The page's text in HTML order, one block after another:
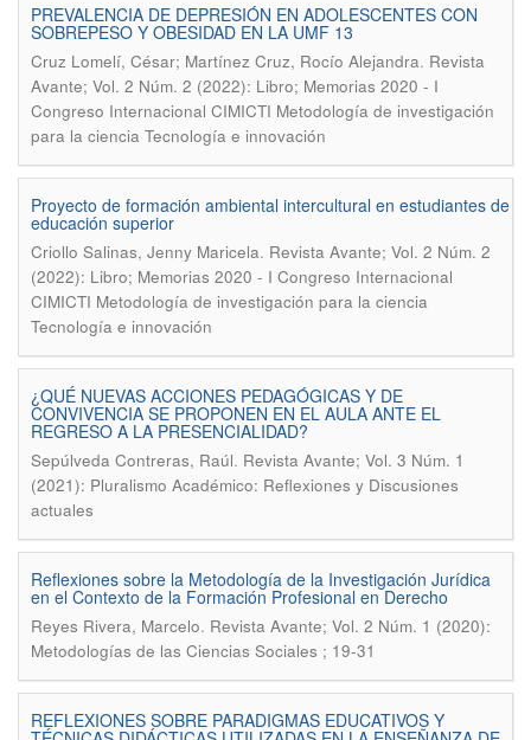
PREVALENCIA DE DEPRESIÓN EN ADOLESCENTES CON
SOBREPESO Y OBESIDAD EN LA UMF 13
Cruz Lomelí, César; Martínez Cruz, Rocío Alejandra. Revista
Avante; Vol. 2 Núm. 2 (2022): Libro; Memorias 2020 - I
Congreso Internacional CIMICTI Metodología de investigación
para la ciencia Tecnología e innovación
Proyecto de formación ambiental intercultural en estudiantes de
educación superior
Criollo Salinas, Jenny Maricela. Revista Avante; Vol. 2 Núm. 2
(2022): Libro; Memorias 2020 - I Congreso Internacional
CIMICTI Metodología de investigación para la ciencia
Tecnología e innovación
¿QUÉ NUEVAS ACCIONES PEDAGÓGICAS Y DE
CONVIVENCIA SE PROPONEN EN EL AULA ANTE EL
REGRESO A LA PRESENCIALIDAD?
Sepúlveda Contreras, Raúl. Revista Avante; Vol. 3 Núm. 1
(2021): Pluralismo Académico: Reflexiones y Discusiones
actuales
Reflexiones sobre la Metodología de la Investigación Jurídica
en el Contexto de la Formación Profesional en Derecho
Reyes Rivera, Marcelo. Revista Avante; Vol. 2 Núm. 1 (2020):
Metodologías de las Ciencias Sociales ; 19-31
REFLEXIONES SOBRE PARADIGMAS EDUCATIVOS Y